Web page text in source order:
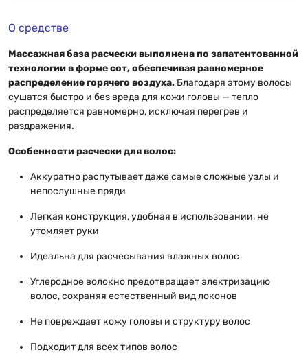
О средстве
Массажная база расчески выполнена по запатентованной
технологии в форме сот, обеспечивая равномерное
распределение горячего воздуха. Благодаря этому волосы
сушатся быстро и без вреда для кожи головы — тепло
распределяется равномерно, исключая перегрев и
раздражения.
Особенности расчески для волос:
Аккуратно распутывает даже самые сложные узлы и
непослушные пряди
Легкая конструкция, удобная в использовании, не
утомляет руки
Идеальна для расчесывания влажных волос
Углеродное волокно предотвращает электризацию
волос, сохраняя естественный вид локонов
Не повреждает кожу головы и структуру волос
Подходит для всех типов волос